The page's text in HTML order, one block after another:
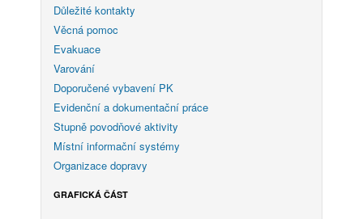
Důležité kontakty
Věcná pomoc
Evakuace
Varování
Doporučené vybavení PK
Evidenční a dokumentační práce
Stupně povodňové aktivity
Místní informační systémy
Organizace dopravy
GRAFICKÁ ČÁST